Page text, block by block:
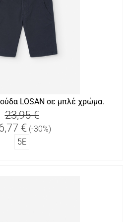
LOSAN σε μπλέ χρώμα.
23,95 €
€ (-30%)
5Ε